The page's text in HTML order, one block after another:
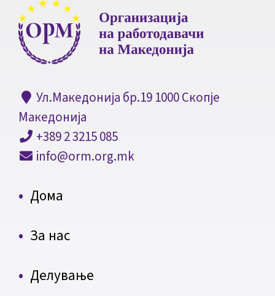
Ул.Македонија бр.19 1000 Скопје
Македонија
+389 2 3215 085
info@orm.org.mk
Дома
За нас
Делување